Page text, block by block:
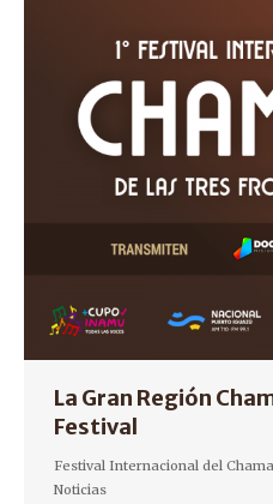
La Gran Región
Festival
Festival Internacional del
Noticias